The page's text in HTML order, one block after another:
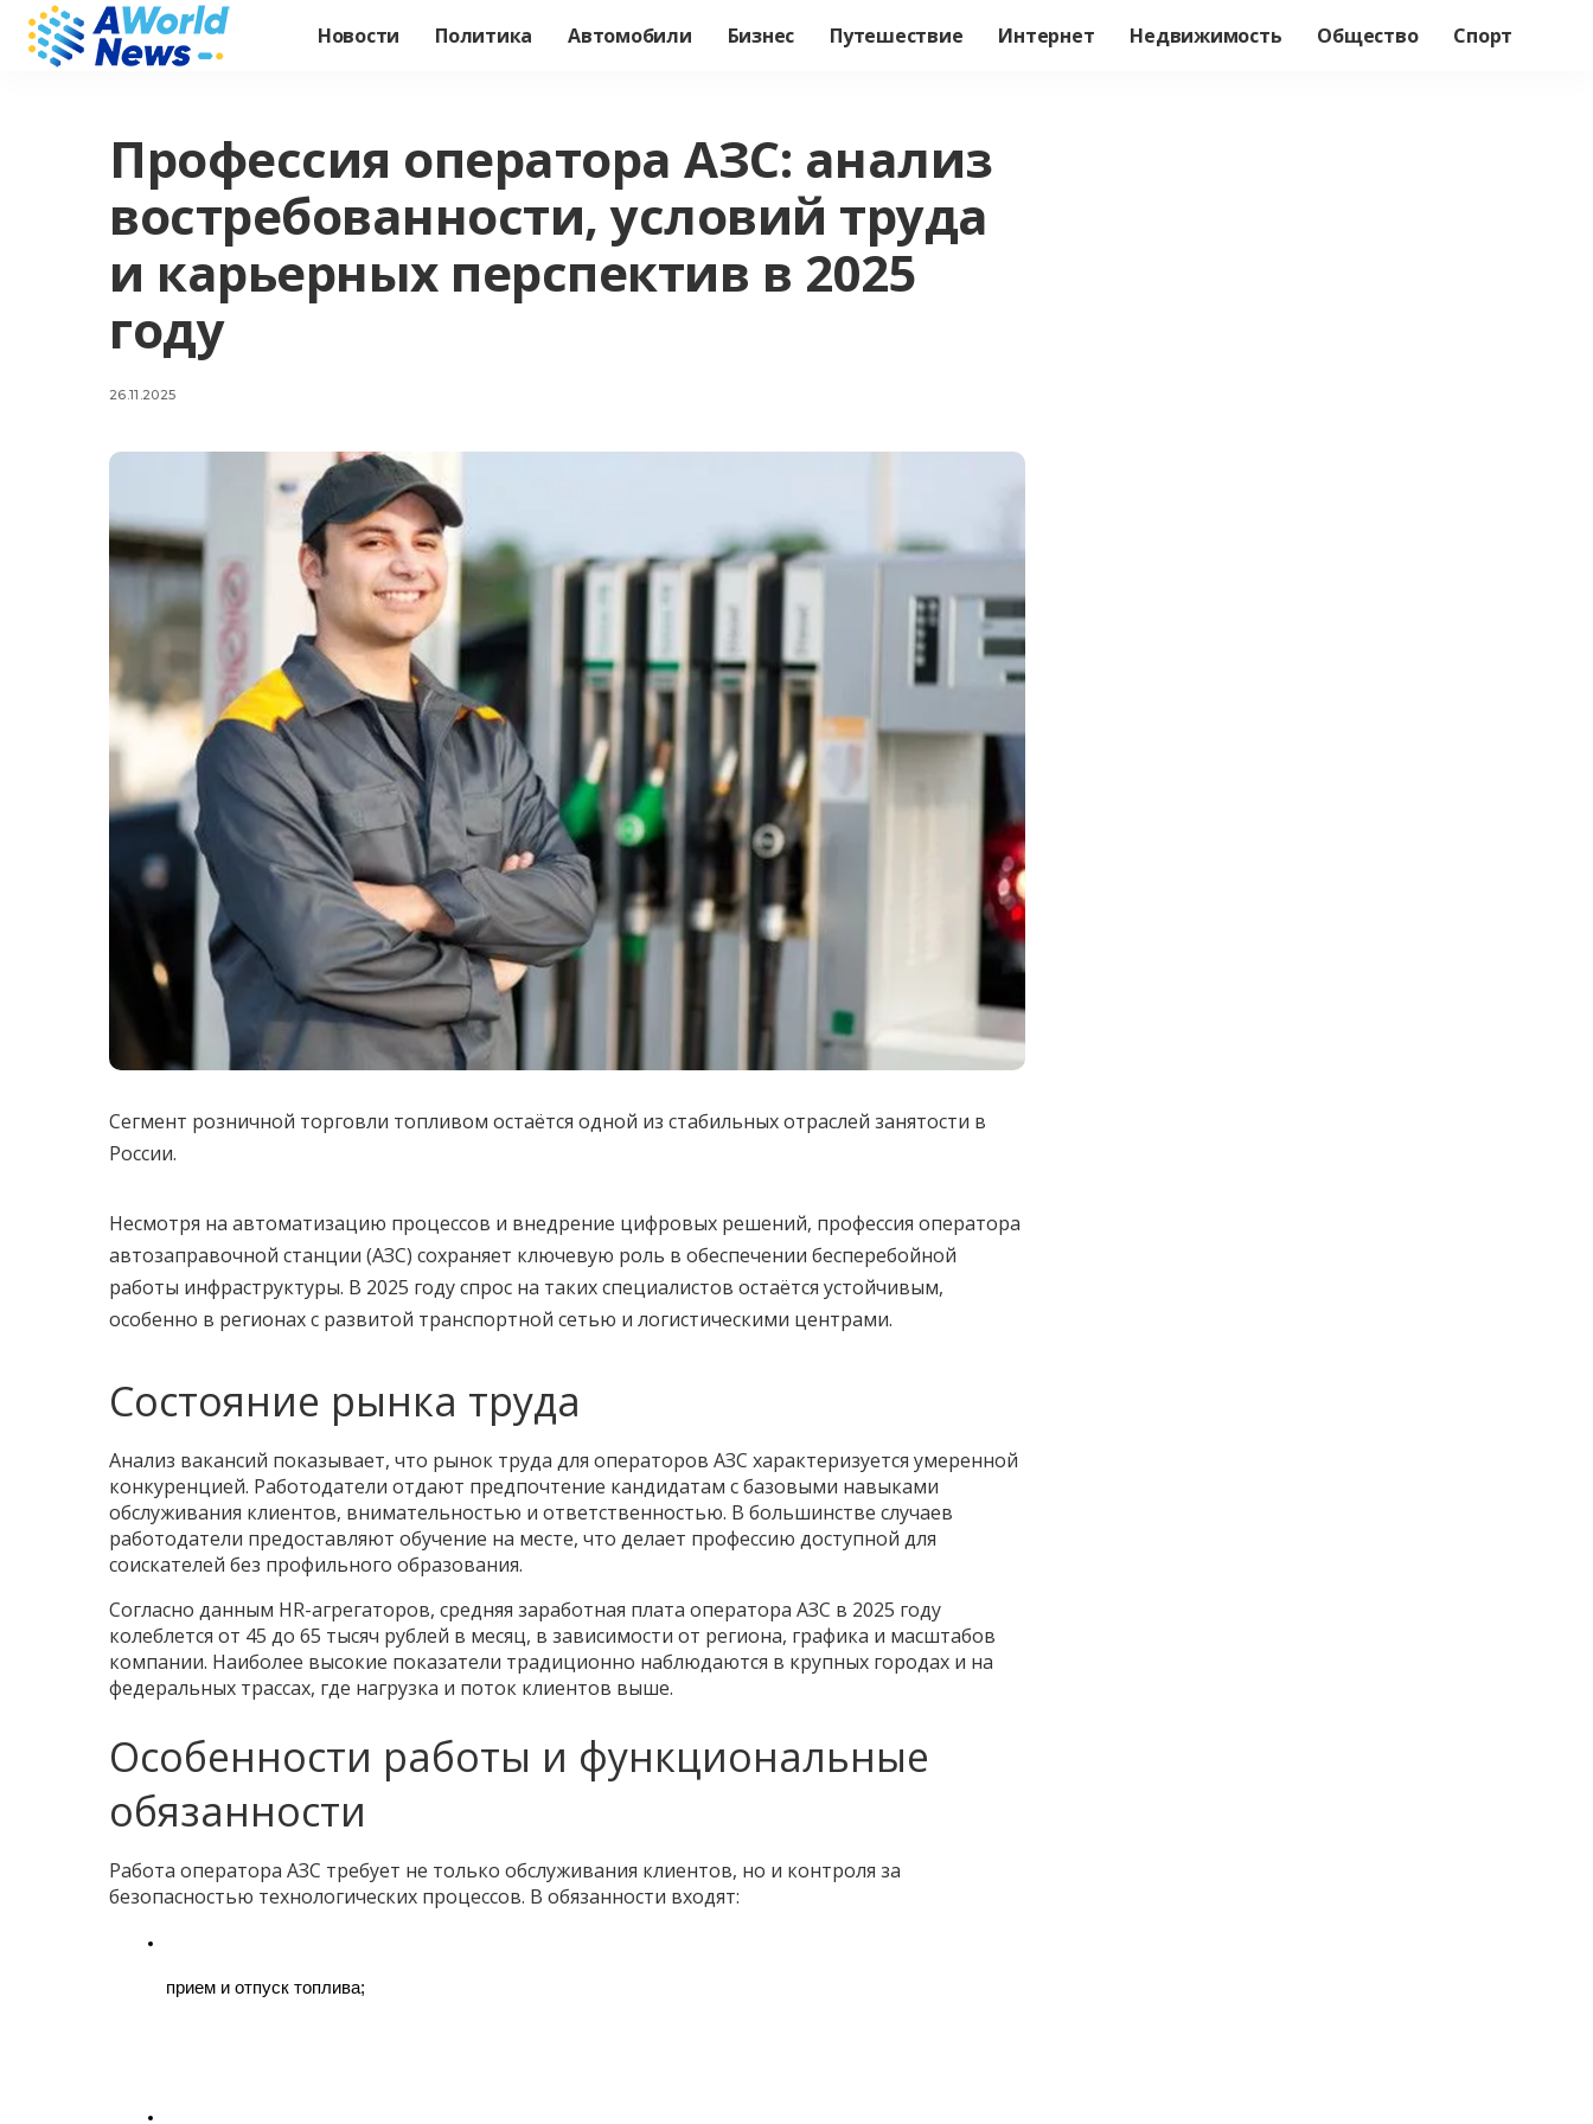
Новости Политика Автомобили Бизнес Путешествие Интернет Недвижимость Общество Спорт
Профессия оператора АЗС: анализ
востребованности, условий труда
и карьерных перспектив в 2025
году
26.11.2025
Сегмент розничной торговли топливом остаётся одной из стабильных отраслей занятости в
России.
Несмотря на автоматизацию процессов и внедрение цифровых решений, профессия оператора
автозаправочной станции (АЗС) сохраняет ключевую роль в обеспечении бесперебойной
работы инфраструктуры. В 2025 году спрос на таких специалистов остаётся устойчивым,
особенно в регионах с развитой транспортной сетью и логистическими центрами.
Состояние рынка труда
Анализ вакансий показывает, что рынок труда для операторов АЗС характеризуется умеренной
конкуренцией. Работодатели отдают предпочтение кандидатам с базовыми навыками
обслуживания клиентов, внимательностью и ответственностью. В большинстве случаев
работодатели предоставляют обучение на месте, что делает профессию доступной для
соискателей без профильного образования.
Согласно данным HR-агрегаторов, средняя заработная плата оператора АЗС в 2025 году
колеблется от 45 до 65 тысяч рублей в месяц, в зависимости от региона, графика и масштабов
компании. Наиболее высокие показатели традиционно наблюдаются в крупных городах и на
федеральных трассах, где нагрузка и поток клиентов выше.
Особенности работы и функциональные
обязанности
Работа оператора АЗС требует не только обслуживания клиентов, но и контроля за
безопасностью технологических процессов. В обязанности входят:
прием и отпуск топлива;